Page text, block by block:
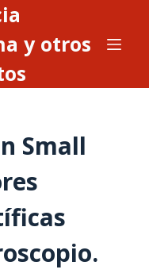
y otros
Small